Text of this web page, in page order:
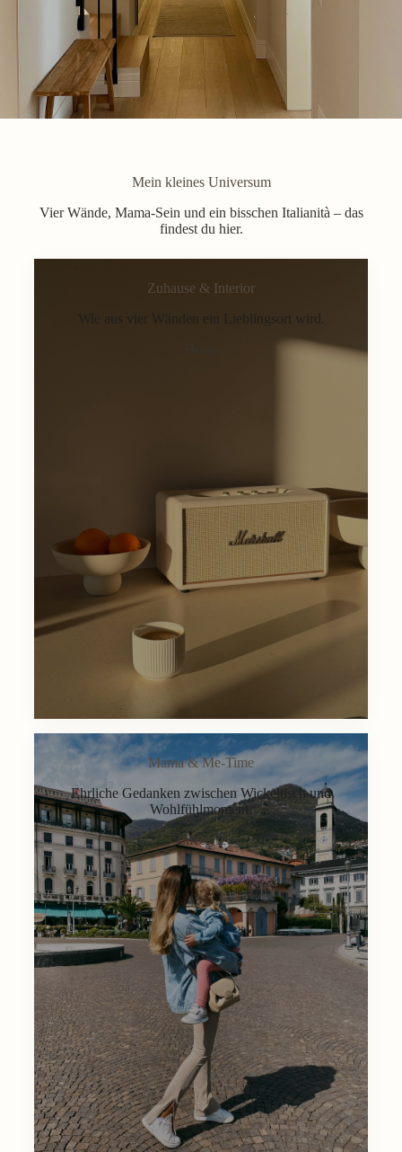
Mein kleines Universum
Vier Wände, Mama-Sein und ein bisschen Italianità – das
findest du hier.
Zuhause & Interior
Wie aus vier Wänden ein Lieblingsort wird.
Mama & Me-Time
Ehrliche Gedanken zwischen Wickeltisch und
Wohlfühlmoment.
Lifestyle